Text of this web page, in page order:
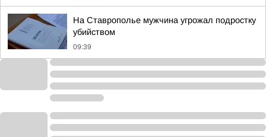
На Ставрополье мужчина угрожал подростку
убийством
09:39